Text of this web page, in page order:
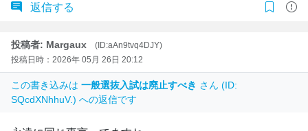
返信する
投稿者: Margaux
(ID:aAn9tvq4DJY)
投稿日時：2026年 05月 26日 20:12
この書き込みは 一般選抜入試は廃止すべき さん (ID:
SQcdXNhhuV.) への返信です